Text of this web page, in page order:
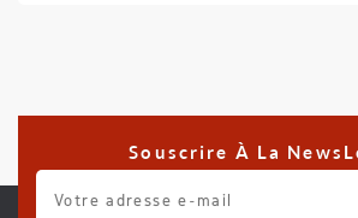
Souscrire À La